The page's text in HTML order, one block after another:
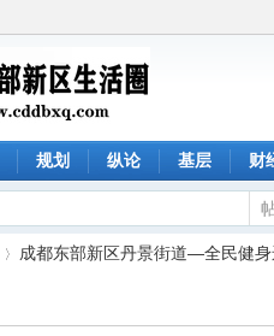
规划 纵论 基层 财
成都东部新区丹景街道—全民健